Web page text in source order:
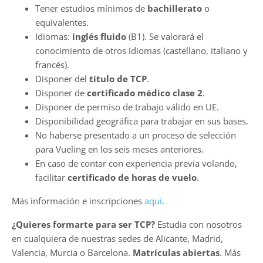
Tener estudios mínimos de bachillerato o
equivalentes.
Idiomas: inglés fluido (B1). Se valorará el
conocimiento de otros idiomas (castellano, italiano y
francés).
Disponer del título de TCP.
Disponer de certificado médico clase 2.
Disponer de permiso de trabajo válido en UE.
Disponibilidad geográfica para trabajar en sus bases.
No haberse presentado a un proceso de selección
para Vueling en los seis meses anteriores.
En caso de contar con experiencia previa volando,
facilitar certificado de horas de vuelo.
Más información e inscripciones aquí.
¿Quieres formarte para ser TCP? Estudia con nosotros
en cualquiera de nuestras sedes de Alicante, Madrid,
Valencia, Murcia o Barcelona. Matrículas abiertas. Más